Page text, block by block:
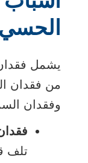
يشمل
من فقدان
وفقدان
تلف